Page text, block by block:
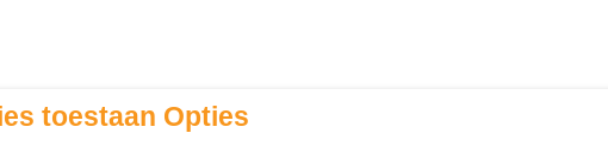
toestaan Opties